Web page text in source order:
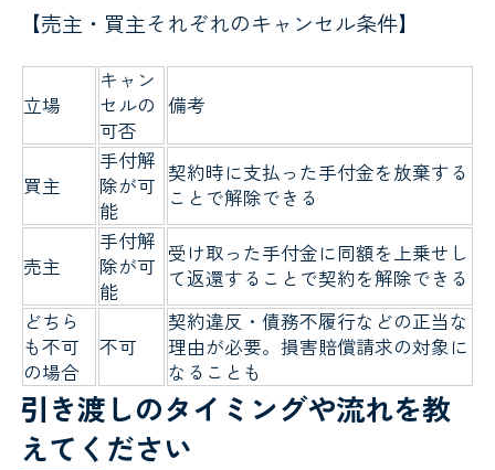
【売主・買主それぞれのキャンセル条件】
立場
キャン
セルの
可否
備考
買主
手付解
除が可
能
契約時に支払った手付金を放棄する
ことで解除できる
売主
手付解
除が可
能
受け取った手付金に同額を上乗せし
て返還することで契約を解除できる
どちら
も不可
の場合
不可
契約違反・債務不履行などの正当な
理由が必要。損害賠償請求の対象に
なることも
引き渡しのタイミングや流れを教
えてください